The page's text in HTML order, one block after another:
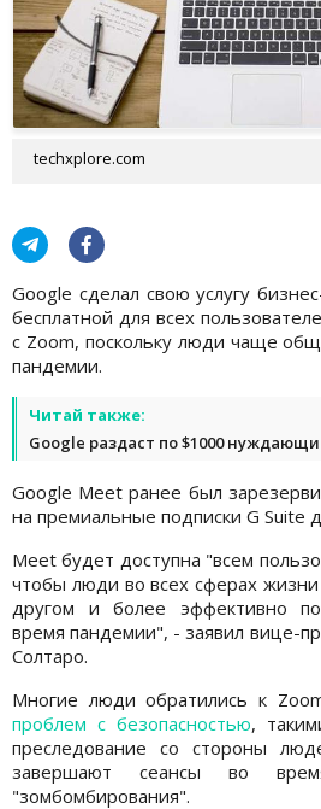
techxplore.com
Google сделал свою услугу
бесплатной для всех
с Zoom, поскольку люди чаще
пандемии.
Читай также:
Google раздаст по $1000
Google Meet ранее был
на премиальные подписки G Suite
Meet будет доступна "всем
чтобы люди во всех сферах
другом и более эффективно
время пандемии", - заявил вице-
Солтаро.
Многие люди обратились к
проблем с безопасностью,
преследование со стороны
завершают сеансы во
"зомбомбирования".